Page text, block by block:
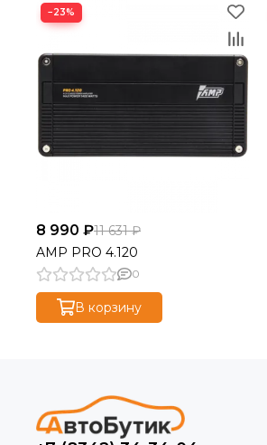
−23%
8 990 ₽11 631 ₽
AMP PRO 4.120
0
В корзину